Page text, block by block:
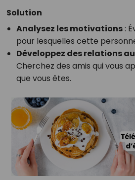
Solution
Analysez les motivations:
pour lesquelles cette
Développez des relations
Cherchez des amis qui vous
que vous êtes.